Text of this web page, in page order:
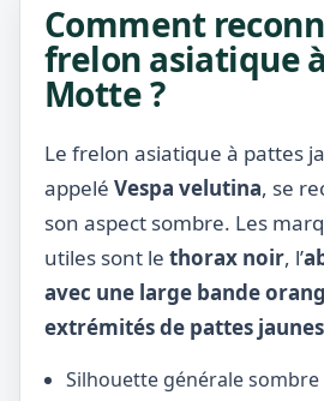
Comment
frelon asiatique
Motte ?
Le frelon asiatique à pattes
appelé Vespa velutina, se
son aspect sombre. Les
utiles sont le thorax noir, l’
avec une large bande
extrémités de pattes jaunes
Silhouette générale sombre